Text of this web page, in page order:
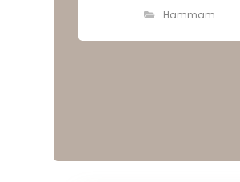
Hammam